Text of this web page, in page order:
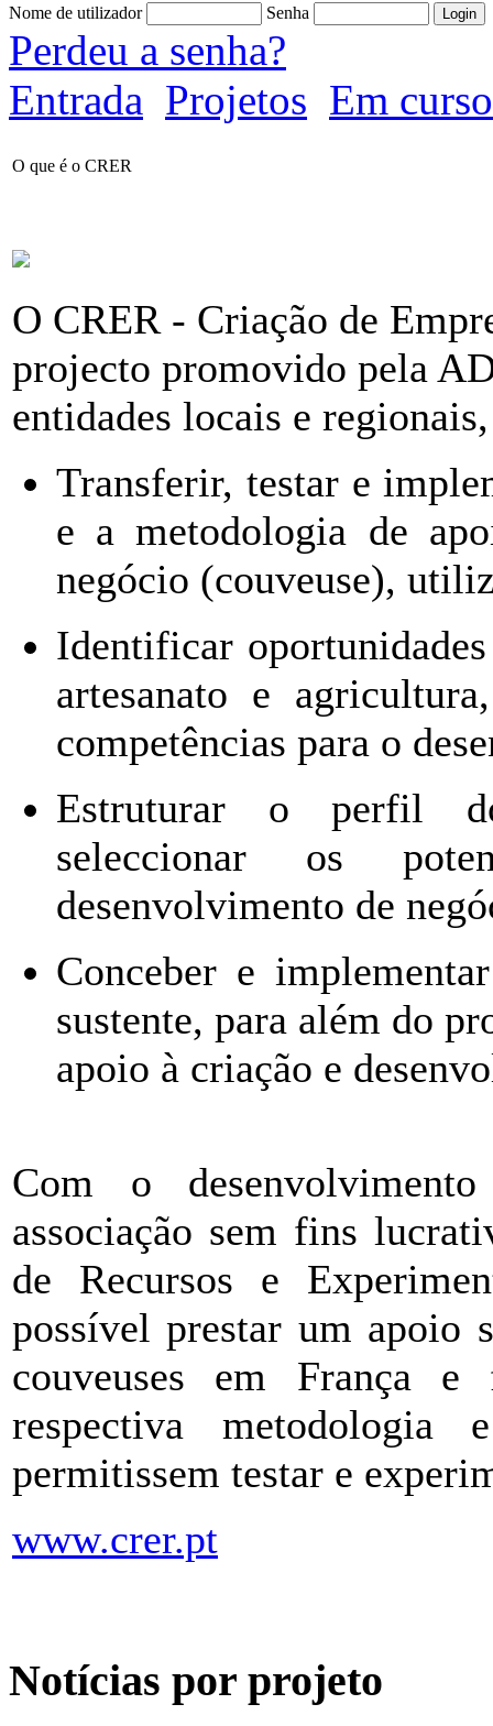
Nome de utilizador Senha
Perdeu a senha?
Entrada Projetos Em curso
O que é o CRER
O CRER - Criação de
projecto promovido pela
entidades locais e
Transferir, testar e
e a metodologia de
negócio (couveuse),
Identificar
artesanato e
competências para o
Estruturar o perfil
seleccionar os
desenvolvimento de
Conceber e
sustente, para além do
apoio à criação e
Com o
associação sem fins
de Recursos e
possível prestar um apoio
couveuses em França
respectiva
permitissem testar e
www.crer.pt
Notícias por projeto